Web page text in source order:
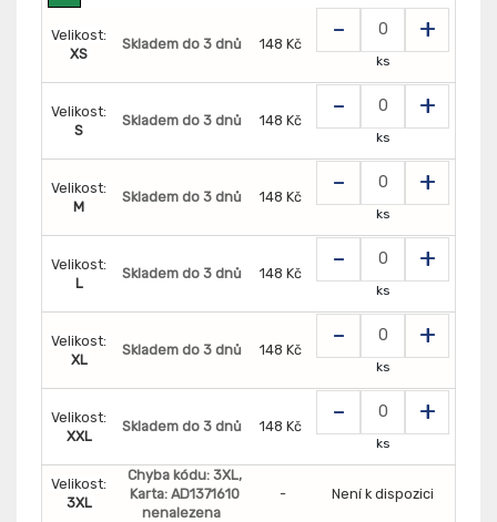
Velikost:
XS
Skladem do 3 dnů 148 Kč - +
ks
Velikost:
S
Skladem do 3 dnů 148 Kč - +
ks
Velikost:
M
Skladem do 3 dnů 148 Kč - +
ks
Velikost:
L
Skladem do 3 dnů 148 Kč - +
ks
Velikost:
XL
Skladem do 3 dnů 148 Kč - +
ks
Velikost:
XXL
Skladem do 3 dnů 148 Kč - +
ks
Velikost:
3XL
Chyba kódu: 3XL,
Karta: AD1371610
nenalezena
- Není k dispozici